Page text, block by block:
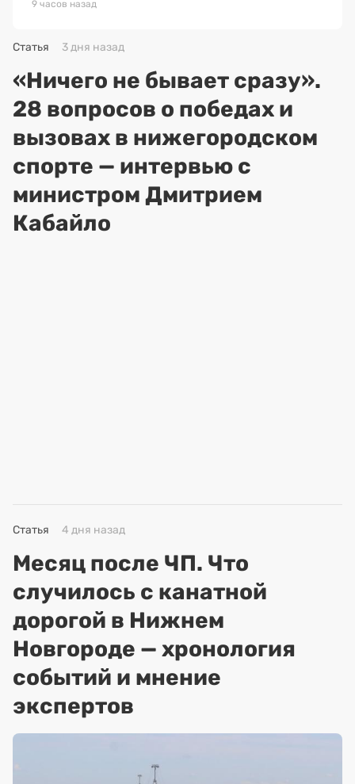
9 часов назад
Статья 3 дня назад
«Ничего не бывает сразу».
28 вопросов о победах и
вызовах в нижегородском
спорте — интервью с
министром Дмитрием
Кабайло
Статья 4 дня назад
Месяц после ЧП. Что
случилось с канатной
дорогой в Нижнем
Новгороде — хронология
событий и мнение
экспертов